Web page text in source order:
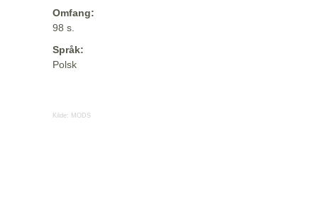
Omfang:
98 s.
Språk:
Polsk
Kilde: MODS